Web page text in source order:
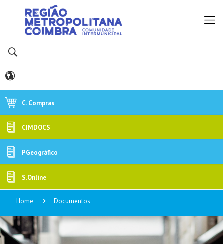
C. Compras
CIMDOCS
PGeográfico
S.Online
Home Documentos